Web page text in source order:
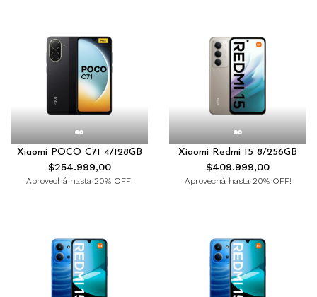
Xiaomi POCO C71 4/128GB
$254.999,00
Aprovechá hasta 20% OFF!
Xiaomi Redmi 15 8/256GB
$409.999,00
Aprovechá hasta 20% OFF!